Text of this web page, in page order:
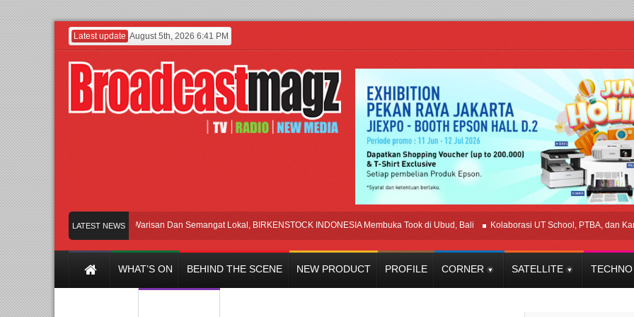
Latest update August 5th, 2026 6:41 PM
LATEST NEWS
Rayakan Perpaduan Warisan Dan Semangat Lokal, BIRKENSTOCK INDONESIA Membuka Took di Ubud, Bali Kolaborasi UT School, PTBA, dan Kamaju
WHAT’S ON BEHIND THE SCENE NEW PRODUCT PROFILE CORNER SATELLITE TECHNO